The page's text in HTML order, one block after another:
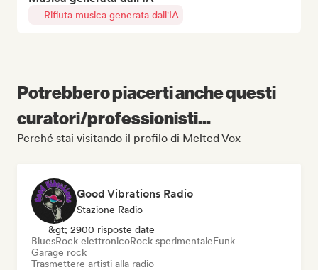
Rifiuta musica generata dall'IA
Potrebbero piacerti anche questi
curatori/professionisti...
Perché stai visitando il profilo di Melted Vox
Good Vibrations Radio
Stazione Radio
&gt; 2900 risposte date
BluesRock elettronicoRock sperimentaleFunk
Garage rock
Trasmettere artisti alla radio